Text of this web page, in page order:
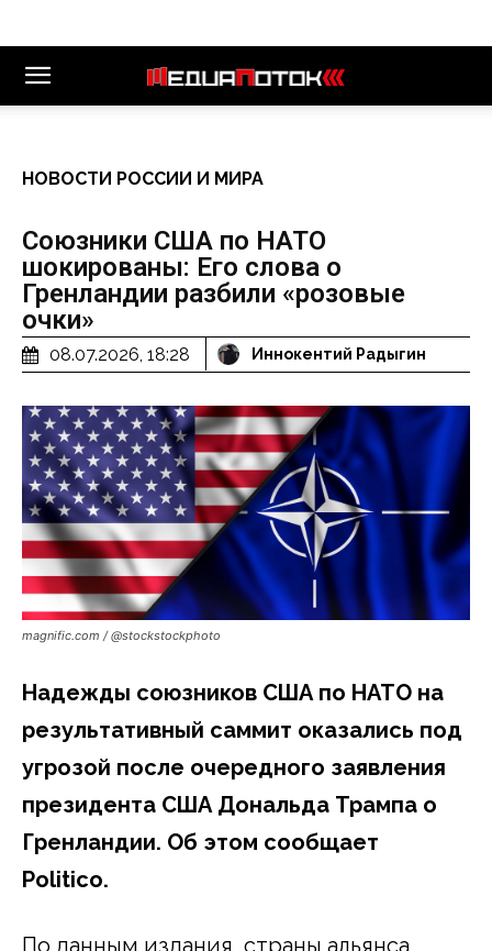
НОВОСТИ РОССИИ И МИРА
Союзники США по НАТО
шокированы: Его слова о
Гренландии разбили «розовые
очки»
08.07.2026, 18:28 Иннокентий Радыгин
magnific.com / @stockstockphoto
Надежды союзников США по НАТО на
результативный саммит оказались под
угрозой после очередного заявления
президента США Дональда Трампа о
Гренландии. Об этом сообщает
Politico.
По данным издания, страны альянса